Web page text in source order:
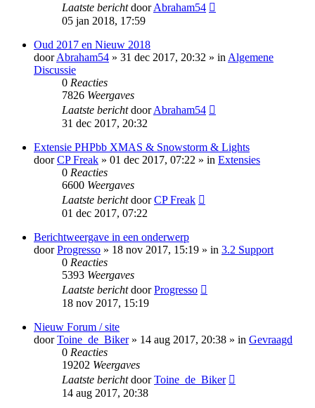
Laatste berichtdoorAbraham54
05 jan 2018, 17:59
Oud 2017 en Nieuw 2018
doorAbraham54 » 31 dec 2017, 20:32 » inAlgemene
Discussie
0 Reacties
7826 Weergaves
Laatste berichtdoorAbraham54
31 dec 2017, 20:32
Extensie PHPbb XMAS & Snowstorm & Lights
doorCP Freak » 01 dec 2017, 07:22 » in Extensies
0 Reacties
6600 Weergaves
Laatste berichtdoorCP Freak
01 dec 2017, 07:22
Berichtweergave in een onderwerp
doorProgresso » 18 nov 2017, 15:19 » in 3.2 Support
0 Reacties
5393 Weergaves
Laatste berichtdoorProgresso
18 nov 2017, 15:19
Nieuw Forum / site
doorToine_de_Biker» 14 aug 2017, 20:38 » in Gevraagd
0 Reacties
19202 Weergaves
Laatste berichtdoorToine_de_Biker
14 aug 2017, 20:38